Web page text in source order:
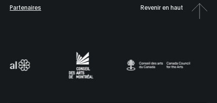
Partenaires Revenir en haut